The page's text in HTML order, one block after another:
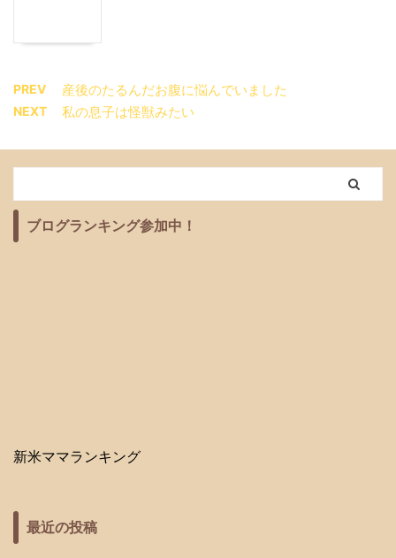
PREV 産後のたるんだお腹に悩んでいました
NEXT 私の息子は怪獣みたい
ブログランキング参加中！
新米ママランキング
最近の投稿